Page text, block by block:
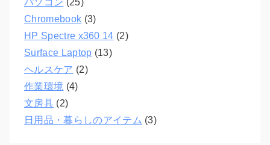
パソコン (25)
Chromebook (3)
HP Spectre x360 14 (2)
Surface Laptop (13)
ヘルスケア (2)
作業環境 (4)
文房具(2)
日用品・暮らしのアイテム (3)